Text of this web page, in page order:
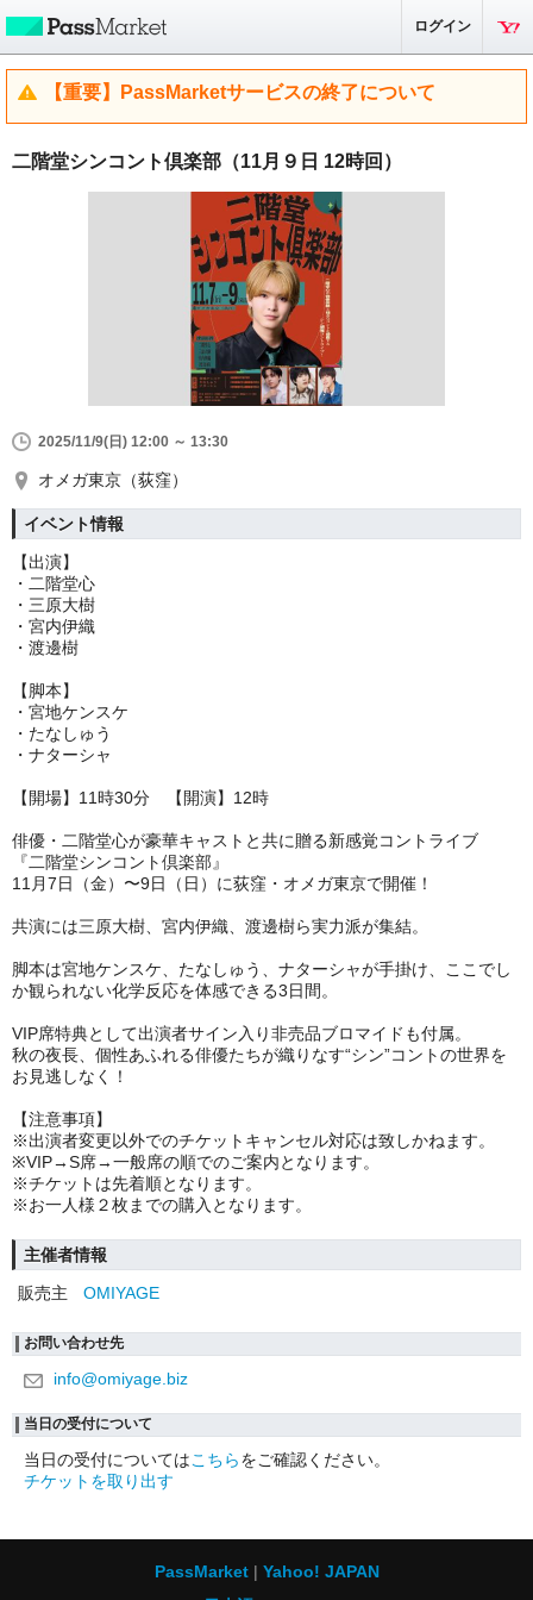
ログイン
【重要】PassMarketサービスの終了について
二階堂シンコント倶楽部（11月９日 12時回）
2025/11/9(日) 12:00 ～ 13:30
オメガ東京（荻窪）
イベント情報
【出演】
・二階堂心
・三原大樹
・宮内伊織
・渡邊樹
【脚本】
・宮地ケンスケ
・たなしゅう
・ナターシャ
【開場】11時30分 【開演】12時
俳優・二階堂心が豪華キャストと共に贈る新感覚コントライブ
『二階堂シンコント倶楽部』
11月7日（金）〜9日（日）に荻窪・オメガ東京で開催！
共演には三原大樹、宮内伊織、渡邊樹ら実力派が集結。
脚本は宮地ケンスケ、たなしゅう、ナターシャが手掛け、
ここでし
か観られない化学反応を体感できる3日間。
VIP席特典として出演者サイン入り非売品ブロマイドも付属。
秋の夜長、個性あふれる俳優たちが織りなす“シン”コントの世界を
お見逃しなく！
【注意事項】
※出演者変更以外でのチケットキャンセル対応は致しかねます。
※VIP→S席→一般席の順でのご案内となります。
※チケットは先着順となります。
※お一人様２枚までの購入となります。
主催者情報
販売主
OMIYAGE
お問い合わせ先
info@omiyage.biz
当日の受付について
当日の受付についてはこちらをご確認ください。
チケットを取り出す
PassMarket
Yahoo! JAPAN